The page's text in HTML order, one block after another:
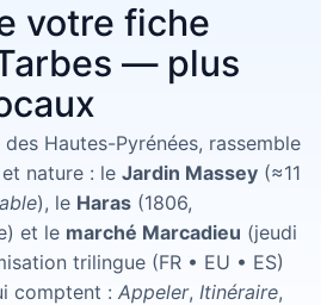
votre fiche
— plus
Hautes-Pyrénées, rassemble
nature : le Jardin Massey (≈11
), le Haras (1806,
et le marché Marcadieu (jeudi
trilingue (FR • EU • ES)
comptent : Appeler, Itinéraire,